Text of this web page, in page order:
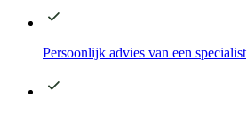
Persoonlijk advies van een specialist